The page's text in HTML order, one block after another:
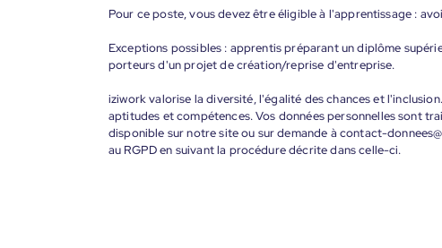
Pour ce poste, vous devez être éligible à l'apprentissage :
Exceptions possibles : apprentis préparant un diplôme
porteurs d'un projet de création/reprise d'entreprise.
iziwork valorise la diversité, l'égalité des chances et
aptitudes et compétences. Vos données personnelles sont
disponible sur notre site ou sur demande à contact-
au RGPD en suivant la procédure décrite dans celle-ci.